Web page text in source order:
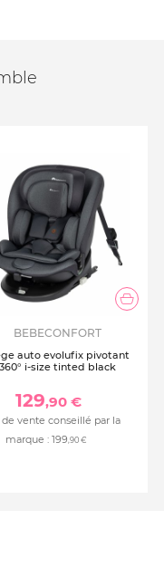
BEBECONFORT
auto evolufix pivotant
360° i-size tinted black
129,90 €
de vente conseillé par la
marque : 199,90 €